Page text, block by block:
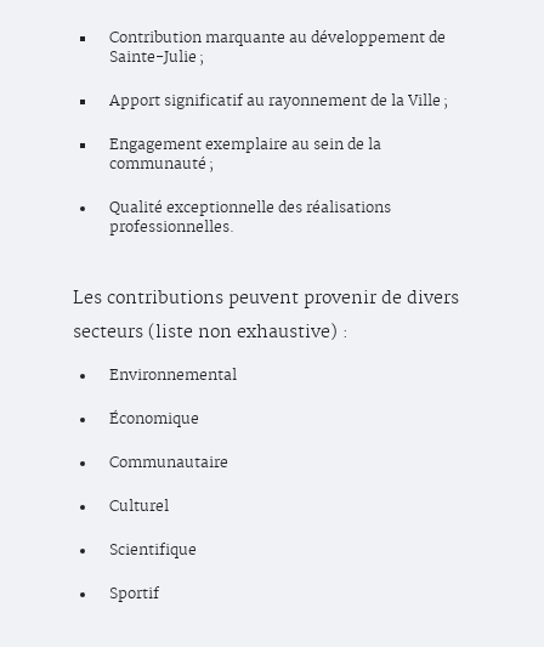
Contribution marquante au développement de
Sainte-Julie ;
Apport significatif au rayonnement de la Ville ;
Engagement exemplaire au sein de la
communauté ;
Qualité exceptionnelle des réalisations
professionnelles.
Les contributions peuvent provenir de divers
secteurs (liste non exhaustive) :
Environnemental
Économique
Communautaire
Culturel
Scientifique
Sportif